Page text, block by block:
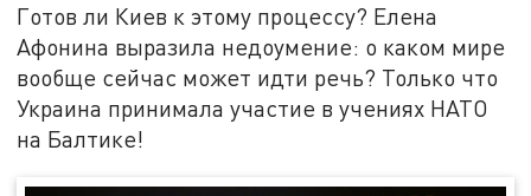
Готов ли Киев к этому процессу? Елена
Афонина выразила недоумение: о каком мире
вообще сейчас может идти речь? Только что
Украина принимала участие в учениях НАТО
на Балтике!